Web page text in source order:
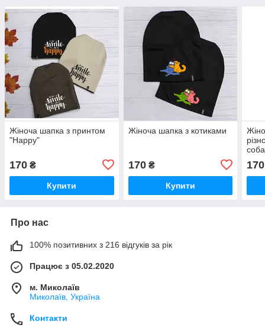
Жіноча шапка з принтом
"Happy"
170 ₴
Купити
Жіноча шапка з котиками
170₴
Купити
170
Про нас
100% позитивних з 216 відгуків за рік
Працює з 05.02.2020
м. Миколаїв
Миколаїв, Україна
Контакти